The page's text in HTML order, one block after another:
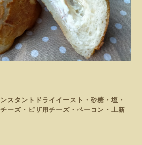
スタントドライイースト・砂糖・塩・
ーズ・ピザ用チーズ・ベーコン・上新